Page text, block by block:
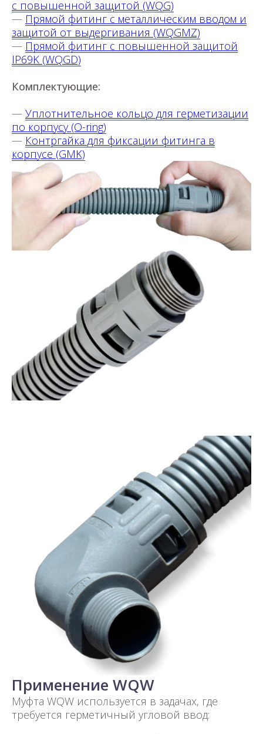
с повышенной защитой (WQG)
— Прямой фитинг с металлическим вводом и
защитой от выдергивания (WQGMZ)
— Прямой фитинг с повышенной защитой
IP69K (WQGD)
Комплектующие:
— Уплотнительное кольцо для герметизации
по корпусу(O-ring)
— Контргайка для фиксации фитинга в
корпусе (GMK)
Применение WQW
Муфта WQW используется в задачах, где
требуется герметичный угловой ввод: